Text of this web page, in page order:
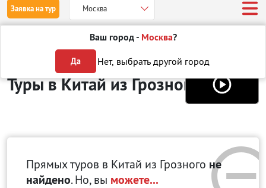
Заявка на тур Москва
Ваш город - Москва?
Да Нет, выбрать другой город
Отдых в Китае
Туры в Китайиз Грозного
Прямых туров в Китай из Грозного не
найдено. Но, вы можете...